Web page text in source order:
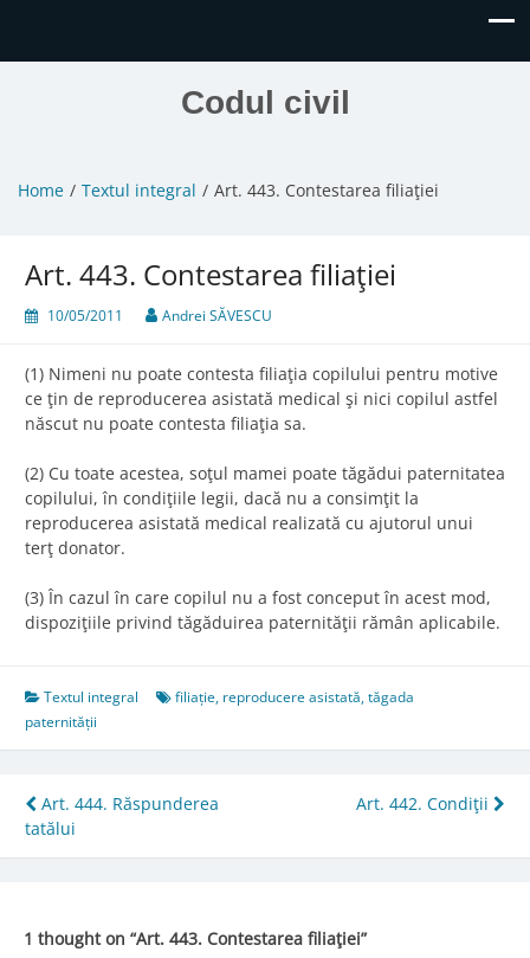
Codul civil
Home Textul integral Art. 443. Contestarea filiaţiei
Art. 443. Contestarea filiaţiei
10/05/2011 Andrei SĂVESCU
(1) Nimeni nu poate contesta filiaţia copilului pentru motive
ce ţin de reproducerea asistată medical şi nici copilul astfel
născut nu poate contesta filiaţia sa.
(2) Cu toate acestea, soţul mamei poate tăgădui paternitatea
copilului, în condiţiile legii, dacă nu a consimţit la
reproducerea asistată medical realizată cu ajutorul unui
terţ donator.
(3) În cazul în care copilul nu a fost conceput în acest mod,
dispoziţiile privind tăgăduirea paternităţii rămân aplicabile.
Textul integral filiație, reproducere asistată,tăgada
paternității
Post
navigation
Art. 444. Răspunderea
tatălui
Art. 442. Condiţii
1 thought on “Art. 443. Contestarea filiaţiei”